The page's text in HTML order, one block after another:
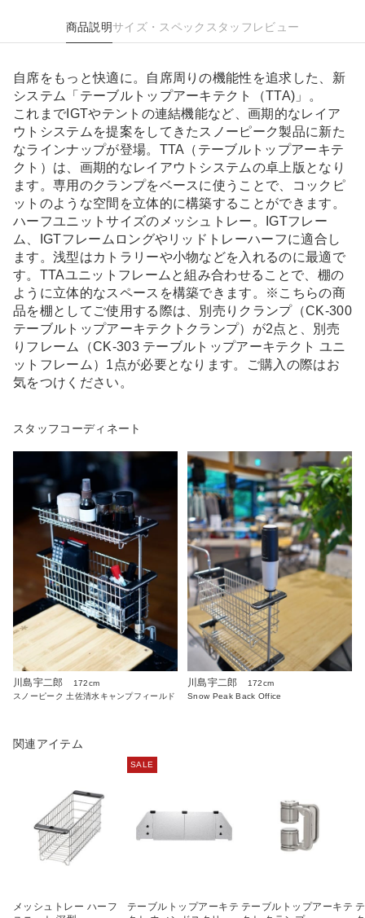
商品説明サイズ・スペック スタッフレビュー
自席をもっと快適に。自席周りの機能性を追求した、新
システム「テーブルトップアーキテクト（TTA)」。
これまでIGTやテントの連結機能など、画期的なレイア
ウトシステムを提案をしてきたスノーピーク製品に新た
なラインナップが登場。TTA（テーブルトップアーキテ
クト）は、画期的なレイアウトシステムの卓上版となり
ます。専用のクランプをベースに使うことで、コックピ
ットのような空間を立体的に構築することができます。
ハーフユニットサイズのメッシュトレー。IGTフレー
ム、IGTフレームロングやリッドトレーハーフに適合し
ます。浅型はカトラリーや小物などを入れるのに最適で
す。TTAユニットフレームと組み合わせることで、棚の
ように立体的なスペースを構築できます。※こちらの商
品を棚としてご使用する際は、別売りクランプ（CK-300
テーブルトップアーキテクトクランプ）が2点と、別売
りフレーム（CK-303 テーブルトップアーキテクト ユニ
ットフレーム）1点が必要となります。ご購入の際はお
気をつけください。
スタッフコーディネート
川島宇二郎
172cm
スノーピーク 土佐清水キャンプフィールド
川島宇二郎
172cm
Snow Peak Back Office
関連アイテム
メッシュトレー ハーフ
SALE
テーブルトップアーキテ テーブルトップアーキテ